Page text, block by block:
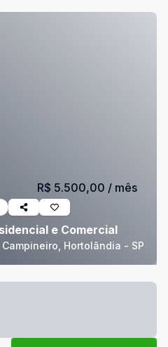
e Comercial
Hortolândia - SP
R$ 5.500,00 / mês